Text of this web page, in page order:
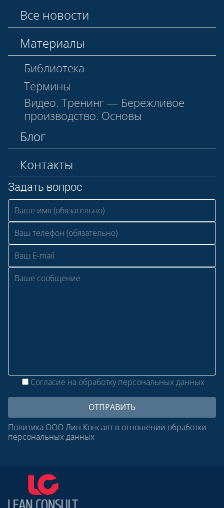
Все новости
Материалы
Библиотека
Термины
Видео. Тренинг — Бережливое
производство. Основы
Блог
Контакты
Задать вопрос
Согласие на обработку персональных данных
Политика ООО Лин Консалт в отношении обработки
персональных данных